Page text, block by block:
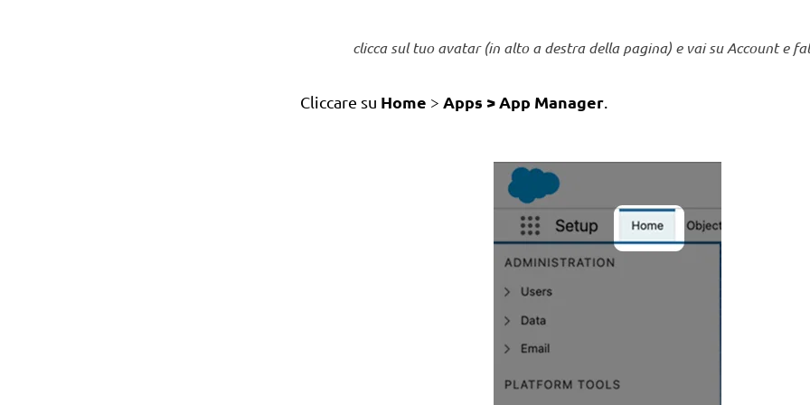
clicca sul tuo avatar (in alto a destra della pagina) e vai su Account e
Cliccare su Home > Apps > App Manager.